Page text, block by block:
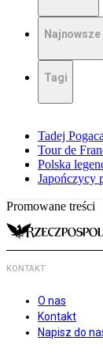
Najnowsze
Tagi
Tadej
Tour de
Polska
Japończycy
Promowane treści
KONTAKT
O nas
Kontakt
Napisz do